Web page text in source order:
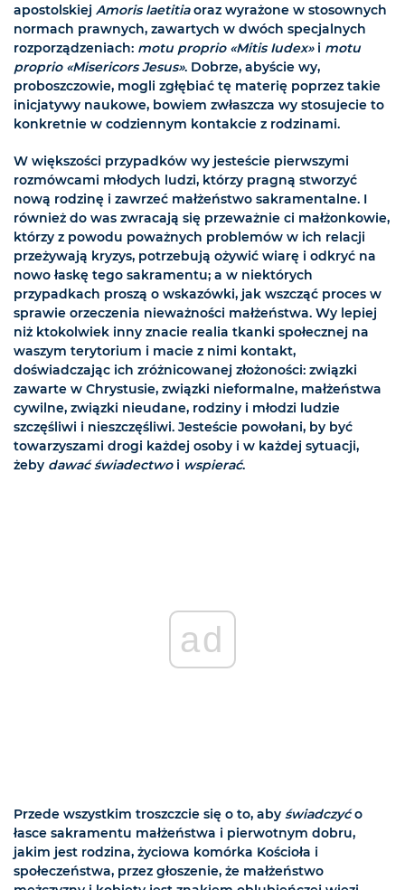
apostolskiej Amoris laetitiaoraz wyrażone w stosownych
normach prawnych, zawartych w dwóch specjalnych
rozporządzeniach: motu proprio «Mitis Iudex»i motu
proprio «Misericors Jesus». Dobrze, abyście wy,
proboszczowie, mogli zgłębiać tę materię poprzez takie
inicjatywy naukowe, bowiem zwłaszcza wy stosujecie to
konkretnie w codziennym kontakcie z rodzinami.
W większości przypadków wy jesteście pierwszymi
rozmówcami młodych ludzi, którzy pragną stworzyć
nową rodzinę i zawrzeć małżeństwo sakramentalne. I
również do was zwracają się przeważnie ci małżonkowie,
którzy z powodu poważnych problemów w ich relacji
przeżywają kryzys, potrzebują ożywić wiarę i odkryć na
nowo łaskę tego sakramentu; a w niektórych
przypadkach proszą o wskazówki, jak wszcząć proces w
sprawie orzeczenia nieważności małżeństwa. Wy lepiej
niż ktokolwiek inny znacie realia tkanki społecznej na
waszym terytorium i macie z nimi kontakt,
doświadczając ich zróżnicowanej złożoności: związki
zawarte w Chrystusie, związki nieformalne, małżeństwa
cywilne, związki nieudane, rodziny i młodzi ludzie
szczęśliwi i nieszczęśliwi. Jesteście powołani, by być
towarzyszami drogi każdej osoby i w każdej sytuacji,
żeby dawać świadectwoi wspierać.
ad
Przede wszystkim troszczcie się o to, aby świadczyćo
łasce sakramentu małżeństwa i pierwotnym dobru,
jakim jest rodzina, życiowa komórka Kościoła i
społeczeństwa, przez głoszenie, że małżeństwo